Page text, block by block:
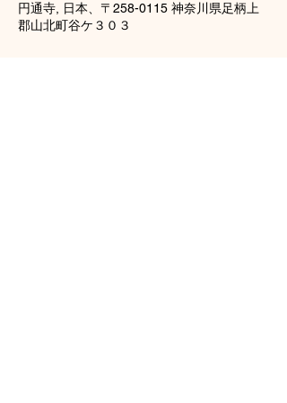
円通寺, 日本、〒258-0115 神奈川県足柄上
郡山北町谷ケ３０３